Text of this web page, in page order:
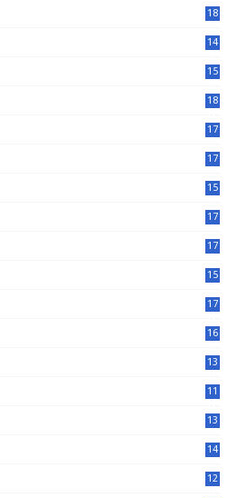
18
14
15
18
17
17
15
17
17
15
17
16
13
11
13
14
12